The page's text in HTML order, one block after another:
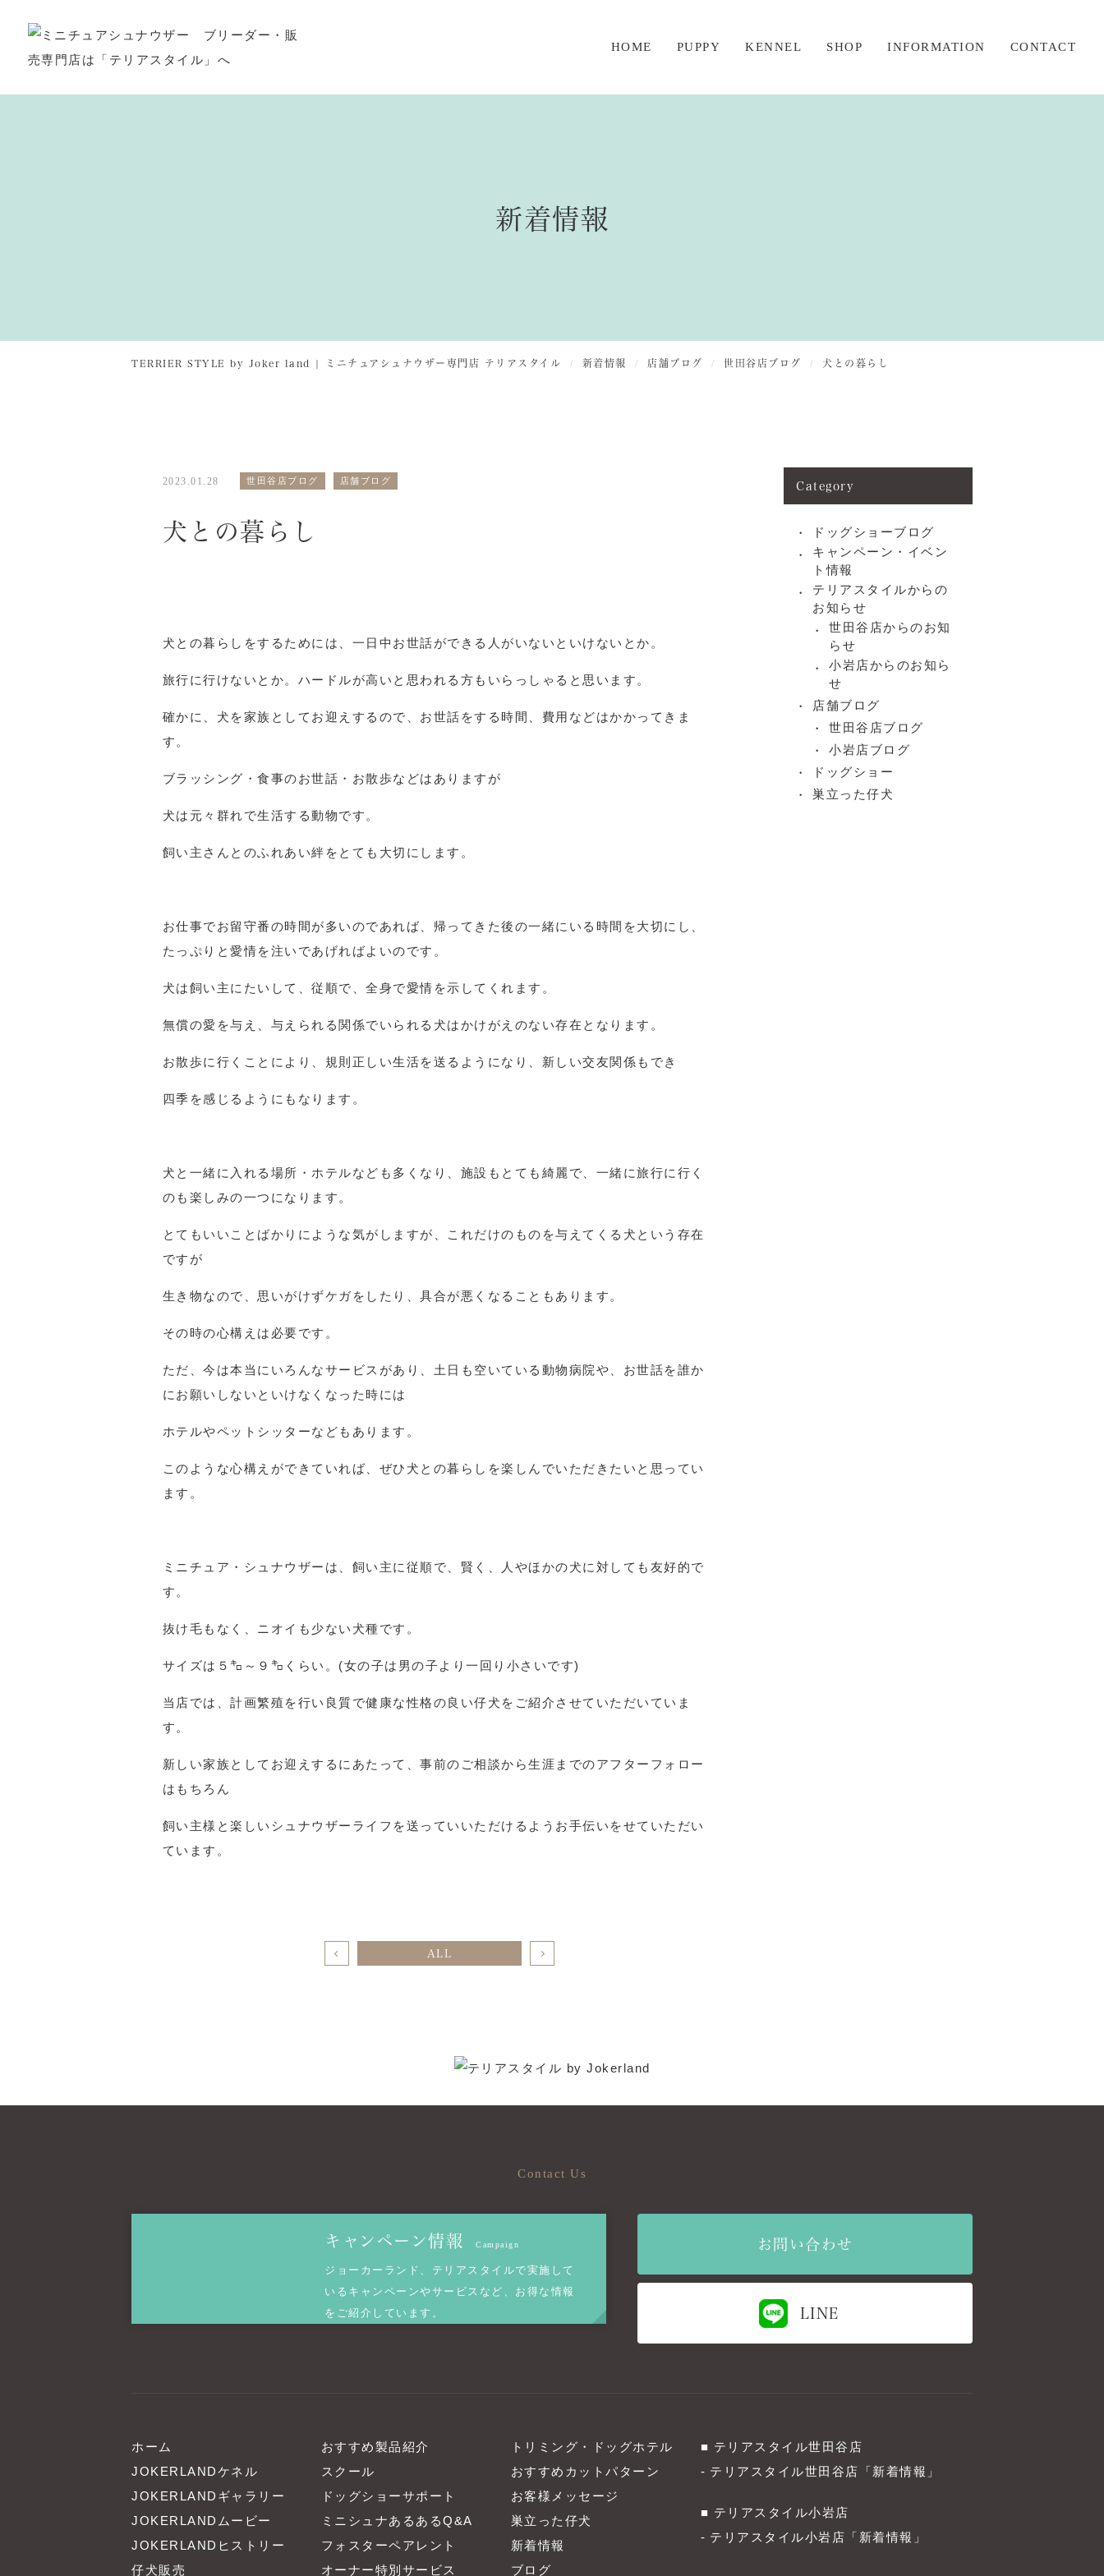
HOME PUPPY KENNEL SHOP INFORMATION CONTACT
新着情報
TERRIER STYLE by Joker land | ミニチュアシュナウザー専門店 テリアスタイル 新着情報 店舗ブログ 世田谷店ブログ 犬との暮らし
2023.01.28 世田谷店ブログ 店舗ブログ
犬との暮らし
犬との暮らしをするためには、一日中お世話ができる人がいないといけないとか。
旅行に行けないとか。ハードルが高いと思われる方もいらっしゃると思います。
確かに、犬を家族としてお迎えするので、お世話をする時間、費用などはかかってきま
す。
ブラッシング・食事のお世話・お散歩などはありますが
犬は元々群れで生活する動物です。
飼い主さんとのふれあい絆をとても大切にします。
お仕事でお留守番の時間が多いのであれば、帰ってきた後の一緒にいる時間を大切にし、
たっぷりと愛情を注いであげればよいのです。
犬は飼い主にたいして、従順で、全身で愛情を示してくれます。
無償の愛を与え、与えられる関係でいられる犬はかけがえのない存在となります。
お散歩に行くことにより、規則正しい生活を送るようになり、新しい交友関係もでき
四季を感じるようにもなります。
犬と一緒に入れる場所・ホテルなども多くなり、施設もとても綺麗で、一緒に旅行に行く
のも楽しみの一つになります。
とてもいいことばかりにような気がしますが、これだけのものを与えてくる犬という存在
ですが
生き物なので、思いがけずケガをしたり、具合が悪くなることもあります。
その時の心構えは必要です。
ただ、今は本当にいろんなサービスがあり、土日も空いている動物病院や、お世話を誰か
にお願いしないといけなくなった時には
ホテルやペットシッターなどもあります。
このような心構えができていれば、ぜひ犬との暮らしを楽しんでいただきたいと思ってい
ます。
ミニチュア・シュナウザーは、飼い主に従順で、賢く、人やほかの犬に対しても友好的で
す。
抜け毛もなく、ニオイも少ない犬種です。
サイズは５㌔～９㌔くらい。(女の子は男の子より一回り小さいです)
当店では、計画繁殖を行い良質で健康な性格の良い仔犬をご紹介させていただいていま
す。
新しい家族としてお迎えするにあたって、事前のご相談から生涯までのアフターフォロー
はもちろん
飼い主様と楽しいシュナウザーライフを送っていいただけるようお手伝いをせていただい
ています。
ALL
Category
ドッグショーブログ
キャンペーン・イベン
ト情報
テリアスタイルからの
お知らせ
世田谷店からのお知
らせ
小岩店からのお知ら
せ
店舗ブログ
世田谷店ブログ
小岩店ブログ
ドッグショー
巣立った仔犬
Contact Us
キャンペーン情報 Campaign
ジョーカーランド、テリアスタイルで実施して
いるキャンペーンやサービスなど、お得な情報
をご紹介しています。
お問い合わせ
LINE
ホーム
JOKERLANDケネル
JOKERLANDギャラリー
JOKERLANDムービー
JOKERLANDヒストリー
仔犬販売
おすすめ製品紹介
スクール
ドッグショーサポート
ミニシュナあるあるQ&A
フォスターペアレント
オーナー特別サービス
トリミング・ドッグホテル
おすすめカットパターン
お客様メッセージ
巣立った仔犬
新着情報
ブログ
テリアスタイル世田谷店
テリアスタイル世田谷店「新着情報」
テリアスタイル小岩店
テリアスタイル小岩店「新着情報」